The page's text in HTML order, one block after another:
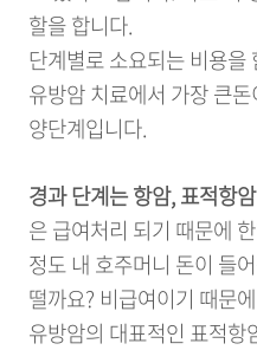
할을 합니다.
단계별로 소요되는 비용
유방암 치료에서 가장 큰
양단계입니다.
경과 단계는 항암, 표적항
은 급여처리 되기 때문에
정도 내 호주머니 돈이 들
떨까요? 비급여이기 때문
유방암의 대표적인 표적